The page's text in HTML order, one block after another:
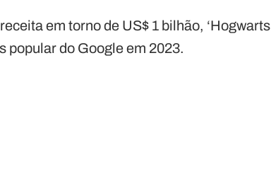
em torno de US$ 1 bilhão, ‘Hogwarts
popular do Google em 2023.